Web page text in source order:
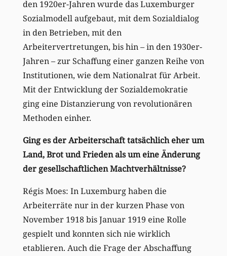
den 1920er-Jahren wurde das Luxemburger
Sozialmodell aufgebaut, mit dem Sozialdialog
in den Betrieben, mit den
Arbeitervertretungen, bis hin – in den 1930er-
Jahren – zur Schaffung einer ganzen Reihe von
Institutionen, wie dem Nationalrat für Arbeit.
Mit der Entwicklung der Sozialdemokratie
ging eine Distanzierung von revolutionären
Methoden einher.
Ging es der Arbeiterschaft tatsächlich eher um
Land, Brot und Frieden als um eine Änderung
der gesellschaftlichen Machtverhältnisse?
Régis Moes: In Luxemburg haben die
Arbeiterräte nur in der kurzen Phase von
November 1918 bis Januar 1919 eine Rolle
gespielt und konnten sich nie wirklich
etablieren. Auch die Frage der Abschaffung